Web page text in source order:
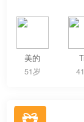
美的
51岁